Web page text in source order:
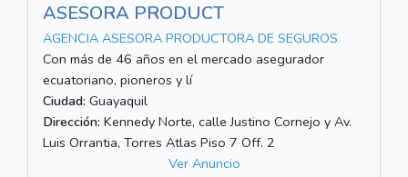
ASESORA PRODUCT
AGENCIA ASESORA PRODUCTORA DE SEGUROS
Con más de 46 años en el mercado asegurador
ecuatoriano, pioneros y lí
Ciudad: Guayaquil
Dirección: Kennedy Norte, calle Justino Cornejo y Av.
Luis Orrantia, Torres Atlas Piso 7 Off. 2
Ver Anuncio